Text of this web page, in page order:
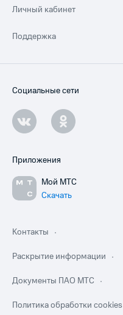
Личный кабинет
Поддержка
Социальные сети
Приложения
Мой МТС
Скачать
Контакты
Раскрытие информации
Документы ПАО МТС
Политика обработки cookies